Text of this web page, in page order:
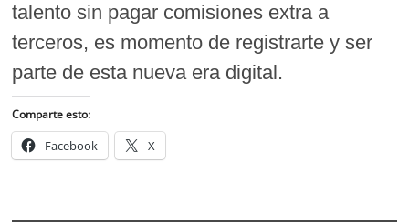
talento sin pagar comisiones extra a
terceros, es momento de registrarte y ser
parte de esta nueva era digital.
Comparte esto:
Facebook X